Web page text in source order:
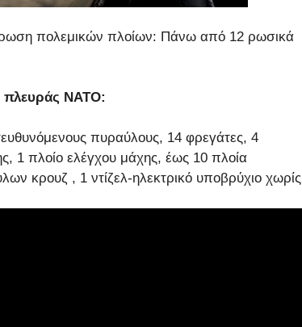
πολεμικών πλοίων: Πάνω από 12 ρωσικά
πλευράς ΝΑΤΟ:
πυραύλους, 14 φρεγάτες, 4
1 πλοίο ελέγχου μάχης, έως 10 πλοία
κρουζ , 1 ντίζελ-ηλεκτρικό υποβρύχιο χωρίς